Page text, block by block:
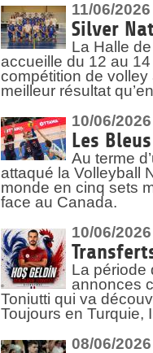
11/06/2026
Silver
La Halle
accueille du 12 au
compétition de
meilleur résultat
10/06/2026
Les
Au terme
attaqué la Volleyball
monde en cinq sets
face au Canada.
10/06/2026
La période
annonces
Toniutti qui va
Toujours en Turquie,
08/06/2026